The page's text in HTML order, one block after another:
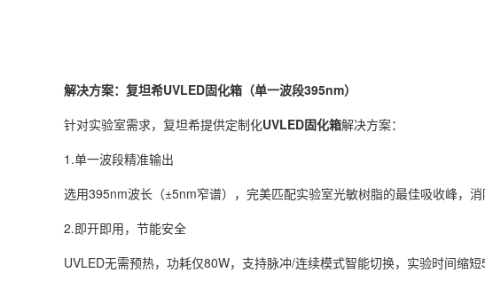
解决方案：复坦希UVLED固化箱（单一波段395nm）
针对实验室需求，复坦希提供定制化UVLED固化箱解决方案：
1.单一波段精准输出
选用395nm波长（±5nm窄谱），完美匹配实验室光敏树脂的最佳吸收峰，
2.即开即用，节能安全
UVLED无需预热，功耗仅80W，支持脉冲/连续模式智能切换，实验时间